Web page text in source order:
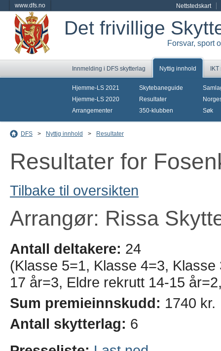
www.dfs.no Nettstedskart
Det frivillige
Forsvar, sport
Innmelding i DFS skytterlag Nyttig innhold
Hjemme-LS 2021
Hjemme-LS 2020
Arrangementer
Skytebaneguide
Resultater
350-klubben
Søk
DFS > Nyttig innhold > Resultater
Resultater for
Tilbake til oversikten
Arrangør: Rissa
Antall deltakere: 24
(Klasse 5=1, Klasse 4=3,
17 år=3, Eldre rekrutt 14-15
Sum premieinnskudd: 1740 kr.
Antall skytterlag: 6